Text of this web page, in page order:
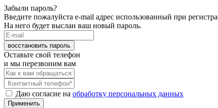
Забыли пароль?
Введите пожалуйста e-mail адрес использованный при
На него будет выслан ваш новый пароль.
восстановить пароль
Оставьте свой телефон
и мы перезвоним вам
Даю согласие на обработку персональных данных
Применить